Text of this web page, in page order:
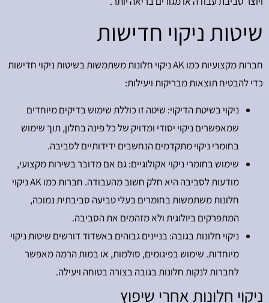
שיטות ניקוי חדישות
חברות מקצועיות כמו AK ניקוי חלונות משתמשות בשיטות ניקוי חדישות
כדי להבטיח תוצאות מבריקות ויעילות:
ניקוי בשיטת הדיקוי: שיטה זו כוללת שימוש בדיקים מיוחדים
שמאפשרים ניקוי יסודי ומדויק של כל פינה בחלון, תוך שימוש
בחומרי ניקוי מתקדמים הנחשבים ידידותיים לסביבה.
שימוש בחומרי ניקוי אקולוגיים: גם אם מדובר בשירות מקצועי,
מודעות לסביבה היא חלק חשוב מהעבודה. חברות כמו AK ניקוי
חלונות משתמשות בחומרים בעלי טביעה סביבתית נמוכה,
המתפרקים ביולוגית ולא מזהמים את הסביבה.
ניקוי חלונות בגובה: בניינים גבוהים באשדוד דורשים שיטות ניקוי
מיוחדות. שימוש בפיגומים, סולמות, או במות הרמה מאפשר
לחברות לנקות חלונות בגובה בצורה בטוחה ויעילה.
ניקוי חלונות אחרי שיפוץ